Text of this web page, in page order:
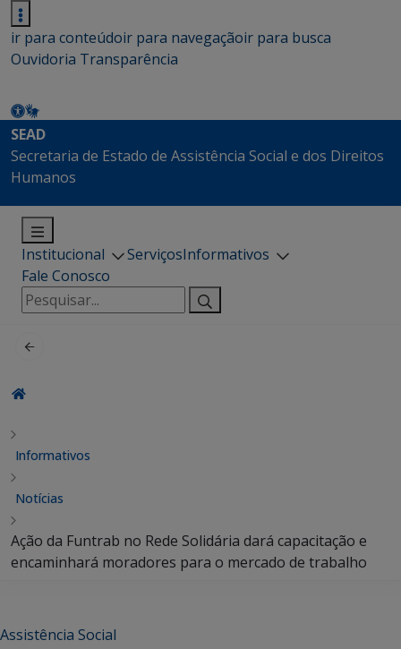
ir para conteúdoir para navegaçãoir para busca
Ouvidoria Transparência
SEAD
Secretaria de Estado de Assistência Social e dos Direitos
Humanos
Institucional ServiçosInformativos
Fale Conosco
Pesquisar
por:
Informativos
Notícias
Ação da Funtrab no Rede Solidária dará capacitação e
encaminhará moradores para o mercado de trabalho
Assistência Social